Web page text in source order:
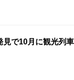
で10月に観光列車